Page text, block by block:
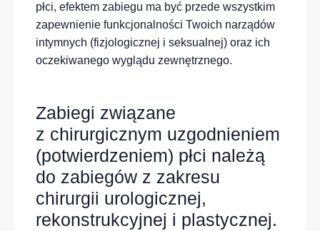
płci, efektem zabiegu ma być przede wszystkim
zapewnienie funkcjonalności Twoich narządów
intymnych (fizjologicznej i seksualnej) oraz ich
oczekiwanego wyglądu zewnętrznego.
Zabiegi związane
z chirurgicznym uzgodnieniem
(potwierdzeniem) płci należą
do zabiegów z zakresu
chirurgii urologicznej,
rekonstrukcyjnej i plastycznej.